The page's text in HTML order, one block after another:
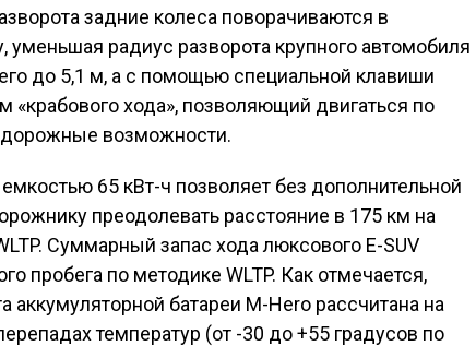
задние колеса поворачиваются в
уменьшая радиус разворота крупного автомобиля
до 5,1 м, а с помощью специальной клавиши
«крабового хода», позволяющий двигаться по
возможности.
65 кВт-ч позволяет без дополнительной
преодолевать расстояние в 175 км на
Суммарный запас хода люксового E-SUV
пробега по методике WLTP. Как отмечается,
аккумуляторной батареи M-Hero рассчитана на
температур (от -30 до +55 градусов по